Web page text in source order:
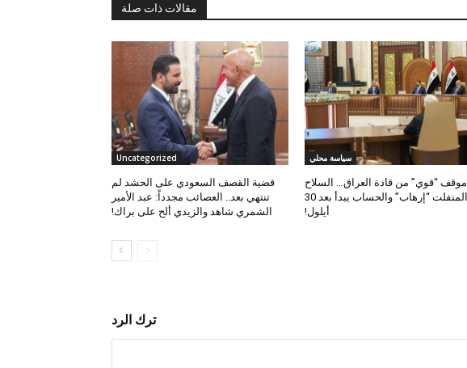
مقالات ذات صلة
سياسة محلي
موقف “قوي” من قادة العراق… السلاح
المنفلت “إرهاب” والحساب يبدأ بعد 30
أيلول!
Uncategorized
قضية القصف السعودي على الحشد لم
تنتهي بعد.. العصائب مجدداً: عبد الأمير
الشمري شاهد والزيدي ألح على براك!
ترك الرد